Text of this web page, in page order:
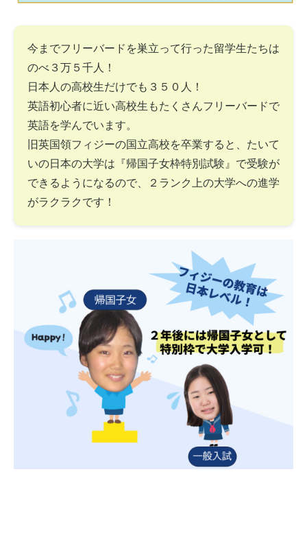
今までフリーバードを巣立って行った留学生たちは
のべ３万５千人！
日本人の高校生だけでも３５０人！
英語初心者に近い高校生もたくさんフリーバードで
英語を学んでいます。
旧英国領フィジーの国立高校を卒業すると、たいて
いの日本の大学は『帰国子女枠特別試験』で受験が
できるようになるので、２ランク上の大学への進学
がラクラクです！